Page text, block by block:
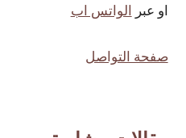
او عبر الواتس اب
صفحة التواصل